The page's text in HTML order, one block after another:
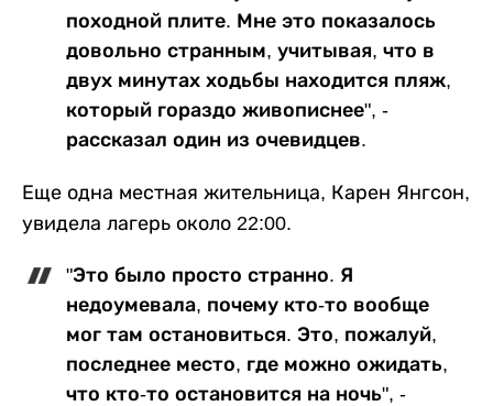
походной плите. Мне это показалось
довольно странным, учитывая, что в
двух минутах ходьбы находится пляж,
который гораздо живописнее", -
рассказал один из очевидцев.
Еще одна местная жительница, Карен Янгсон,
увидела лагерь около 22:00.
"Это было просто странно. Я
недоумевала, почему кто-то вообще
мог там остановиться. Это, пожалуй,
последнее место, где можно ожидать,
что кто-то остановится на ночь", -